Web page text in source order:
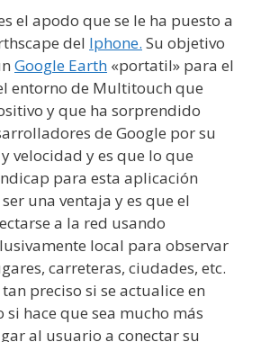
el apodo que se le ha puesto a
del Iphone. Su objetivo
Google Earth «portatil» para el
entorno de Multitouch que
y que ha sorprendido
de Google por su
velocidad y es que lo que
para esta aplicación
una ventaja y es que el
a la red usando
local para observar
carreteras, ciudades, etc.
preciso si se actualice en
hace que sea mucho más
al usuario a conectar su